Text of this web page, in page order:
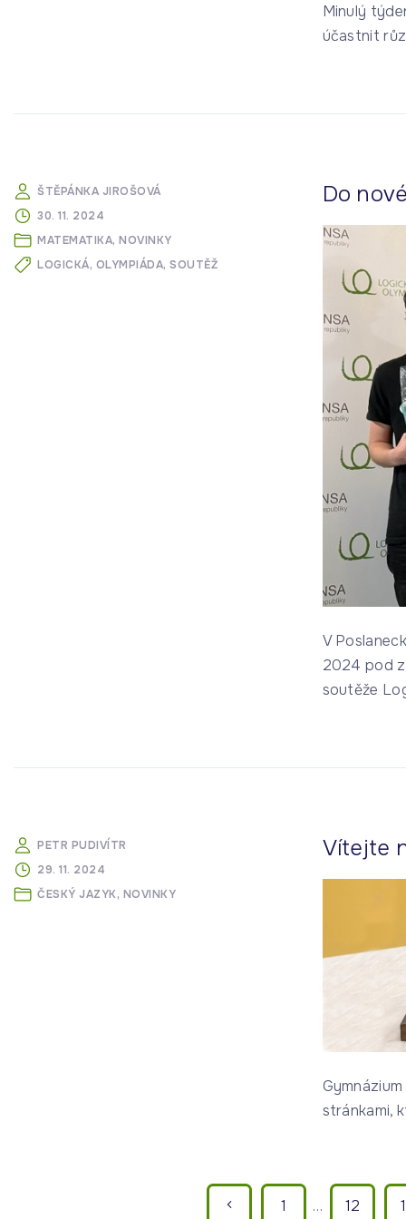
Minulý
účastnit
ŠTĚPÁNKA JIROŠOVÁ
30. 11. 2024
MATEMATIKA NOVINKY
LOGICKÁ OLYMPIÁDA SOUTĚŽ
Do
V
2024 pod
soutěže
PETR PUDIVÍTR
29. 11. 2024
ČESKÝ JAZYK NOVINKY
Vítejte
stránkami,
P 1 … 12